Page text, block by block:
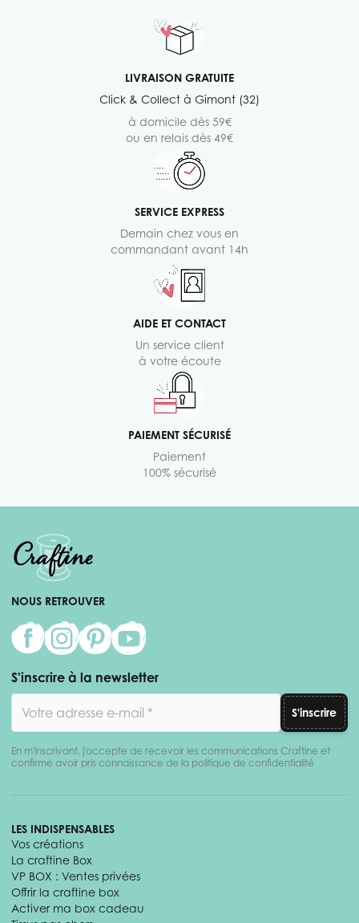
LIVRAISON GRATUITE
Click & Collect à Gimont (32)
à domicile dès 59€
ou en relais dès 49€
SERVICE EXPRESS
Demain chez vous en
commandant avant 14h
AIDE ET CONTACT
Un service client
à votre écoute
PAIEMENT SÉCURISÉ
Paiement
100% sécurisé
NOUS RETROUVER
S'inscrire à la newsletter
S'inscrire
En m'inscrivant, j'accepte de recevoir les communications Craftine et
confirme avoir pris connaissance de la politique de confidentialité
LES INDISPENSABLES
Vos créations
La craftine Box
VP BOX : Ventes privées
Offrir la craftine box
Activer ma box cadeau